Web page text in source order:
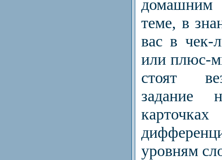
домашним
теме, в
вас в чек-
или плюс-
стоят
задание
уровням